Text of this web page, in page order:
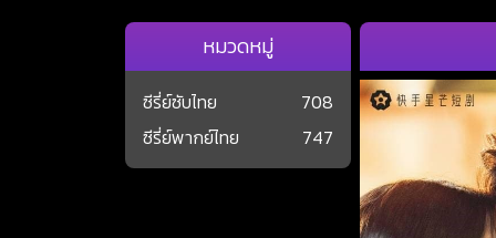
หมวดหมู่
ซีรี่ย์ซับไทย
708
ซีรี่ย์พากย์ไทย
747